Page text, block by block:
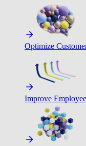
Optimize
Improve